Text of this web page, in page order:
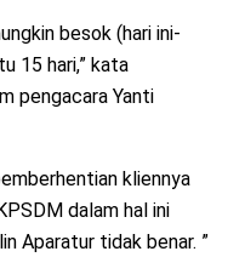
besok (hari ini-
15 hari,” kata
pengacara Yanti
kliennya
dalam hal ini
Aparatur tidak benar. ”